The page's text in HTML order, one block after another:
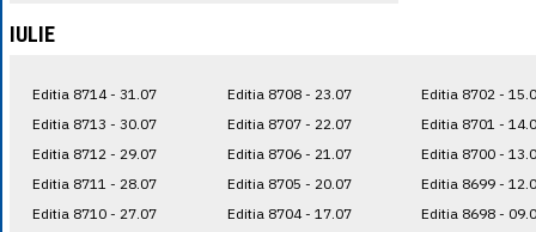
IULIE
Editia 8714 - 31.07
Editia 8713 - 30.07
Editia 8712 - 29.07
Editia 8711 - 28.07
Editia 8710 - 27.07
Editia 8708 - 23.07
Editia 8707 - 22.07
Editia 8706 - 21.07
Editia 8705 - 20.07
Editia 8704 - 17.07
Editia 8702 -
Editia 8701 -
Editia 8700 -
Editia 8699 -
Editia 8698 -